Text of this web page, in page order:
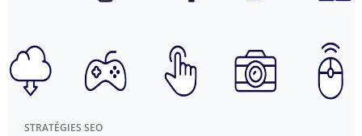
STRATÉGIES SEO